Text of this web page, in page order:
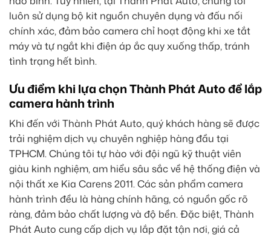
luôn sử dụng bộ kit nguồn chuyên dụng và đấu nối
chính xác, đảm bảo camera chỉ hoạt động khi xe tắt
máy và tự ngắt khi điện áp ắc quy xuống thấp, tránh
tình trạng hết bình.
Ưu điểm khi lựa chọn Thành Phát Auto để lắp
camera hành trình
Khi đến với Thành Phát Auto, quý khách hàng sẽ được
trải nghiệm dịch vụ chuyên nghiệp hàng đầu tại
TPHCM. Chúng tôi tự hào với đội ngũ kỹ thuật viên
giàu kinh nghiệm, am hiểu sâu sắc về hệ thống điện và
nội thất xe Kia Carens 2011. Các sản phẩm camera
hành trình đều là hàng chính hãng, có nguồn gốc rõ
ràng, đảm bảo chất lượng và độ bền. Đặc biệt, Thành
Phát Auto cung cấp dịch vụ lắp đặt tận nơi, giá cả